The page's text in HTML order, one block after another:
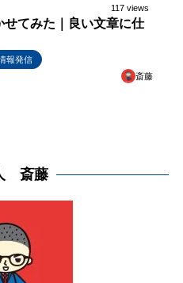
117 views
せてみた｜良い文章に仕
報発信
斎藤
斎藤